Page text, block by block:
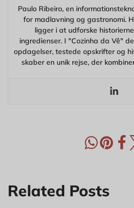
Paulo Ribeiro, en
for madlavning og gastronomi.
ligger i at udforske
ingredienser. I "Cozinha da Vê"
opdagelser, testede opskrifter og
skaber en unik rejse, der
Related Posts